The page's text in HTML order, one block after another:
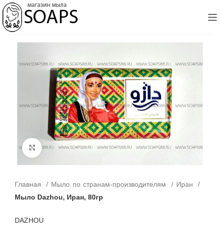
Click to enlarge
Главная Мыло по странам-производителям
Иран
Мыло Dazhou, Иран, 80гр
DAZHOU